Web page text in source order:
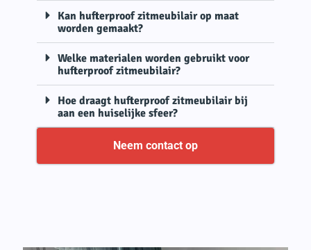
Kan hufterproof zitmeubilair op maat
worden gemaakt?
Welke materialen worden gebruikt voor
hufterproof zitmeubilair?
Hoe draagt hufterproof zitmeubilair bij
aan een huiselijke sfeer?
Neem contact op